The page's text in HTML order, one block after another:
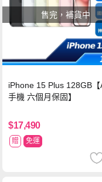
售完，補貨中
iPhone 15 Plus 128GB【
手機 六個月保固】
$17,490
贈 免運